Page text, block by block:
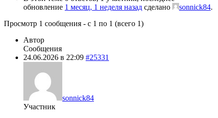
обновление 1 месяц, 1 неделя назад сделано sonnick84.
Просмотр 1 сообщения - с 1 по 1 (всего 1)
Автор
Сообщения
24.06.2026 в 22:09 #25331
sonnick84
Участник